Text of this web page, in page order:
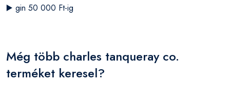
▶️ gin 50 000 Ft-ig
Még több charles tanqueray co.
terméket keresel?